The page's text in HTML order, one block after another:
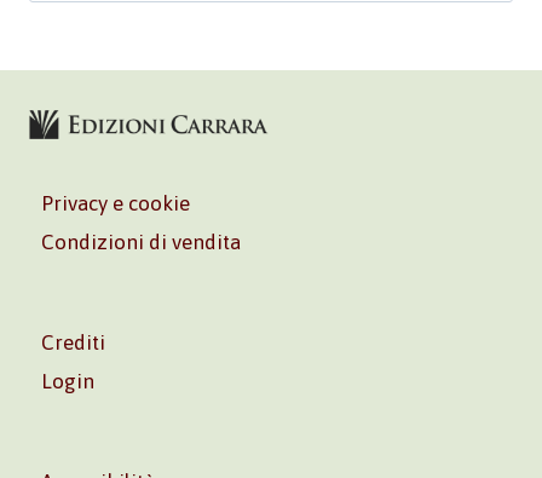
Privacy e cookie
Condizioni di vendita
Crediti
Login